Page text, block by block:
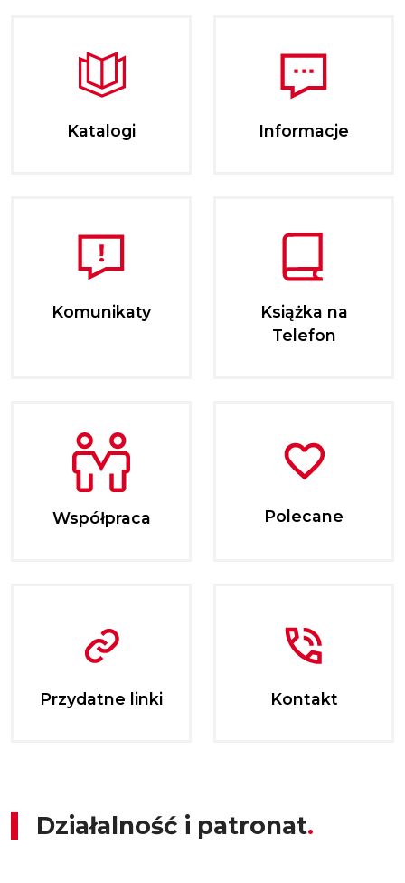
Katalogi Informacje
Komunikaty
Książka na
Telefon
Współpraca Polecane
Przydatne linki Kontakt
Działalność i patronat